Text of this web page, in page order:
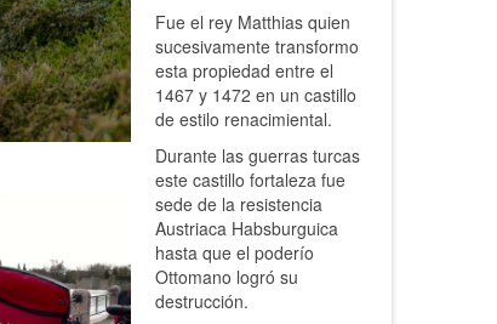
Fue el rey Matthias quien
sucesivamente transformo
esta propiedad entre el
1467 y 1472 en un castillo
de estilo renacimiental.
Durante las guerras turcas
este castillo fortaleza fue
sede de la resistencia
Austriaca Habsburguica
hasta que el poderío
Ottomano logró su
destrucción.